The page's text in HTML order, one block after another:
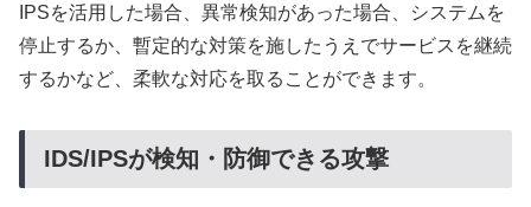
IPSを活用した場合、異常検知があった場合、システムを
停止するか、暫定的な対策を施したうえでサービスを継続
するかなど、柔軟な対応を取ることができます。
IDS/IPSが検知・防御できる攻撃